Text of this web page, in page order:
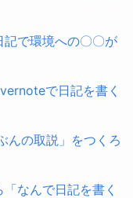
で環境への〇〇が
で日記を書く
んの取説」をつくろ
なんで日記を書く